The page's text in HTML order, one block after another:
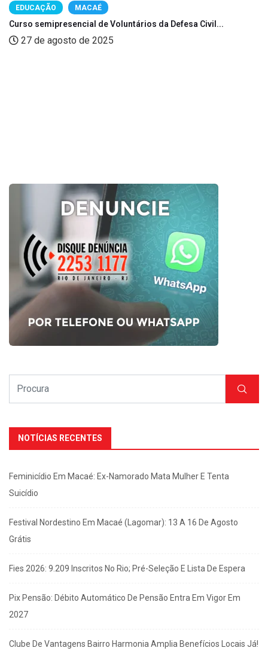
EDUCAÇÃO MACAÉ
Curso semipresencial de Voluntários da Defesa Civil...
27 de agosto de 2025
NOTÍCIAS RECENTES
Feminicídio Em Macaé: Ex-Namorado Mata Mulher E Tenta
Suicídio
Festival Nordestino Em Macaé (Lagomar): 13 A 16 De Agosto
Grátis
Fies 2026: 9.209 Inscritos No Rio; Pré-Seleção E Lista De Espera
Pix Pensão: Débito Automático De Pensão Entra Em Vigor Em
2027
Clube De Vantagens Bairro Harmonia Amplia Benefícios Locais Já!